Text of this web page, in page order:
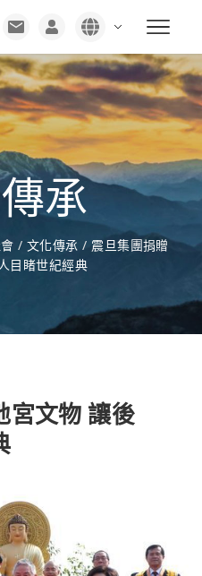
承
會/ 文化傳承/ 震旦集團捐贈
目睹世紀經典
宮文物 讓後